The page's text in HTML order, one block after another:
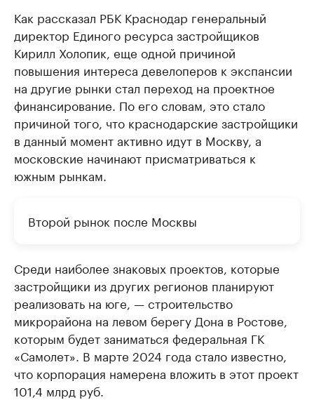
Как рассказал РБК Краснодар генеральный
директор Единого ресурса застройщиков
Кирилл Холопик, еще одной причиной
повышения интереса девелоперов к экспансии
на другие рынки стал переход на проектное
финансирование. По его словам, это стало
причиной того, что краснодарские застройщики
в данный момент активно идут в Москву, а
московские начинают присматриваться к
южным рынкам.
Второй рынок после Москвы
Среди наиболее знаковых проектов, которые
застройщики из других регионов планируют
реализовать на юге, — строительство
микрорайона на левом берегу Дона в Ростове,
которым будет заниматься федеральная ГК
«Самолет». В марте 2024 года стало известно,
что корпорация намерена вложить в этот проект
101,4 млрд руб.